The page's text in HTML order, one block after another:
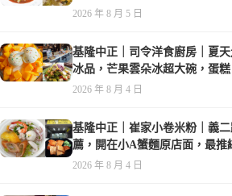
喝到爽
2026 年 8 月 5 日
基隆中正｜司令洋食廚房｜夏
冰品，芒果雲朵冰超大碗，蛋
在水準之上
2026 年 8 月 4 日
基隆中正｜崔家小卷米粉｜義
薦，開在小A蟹麵原店面，最推
2026 年 8 月 4 日